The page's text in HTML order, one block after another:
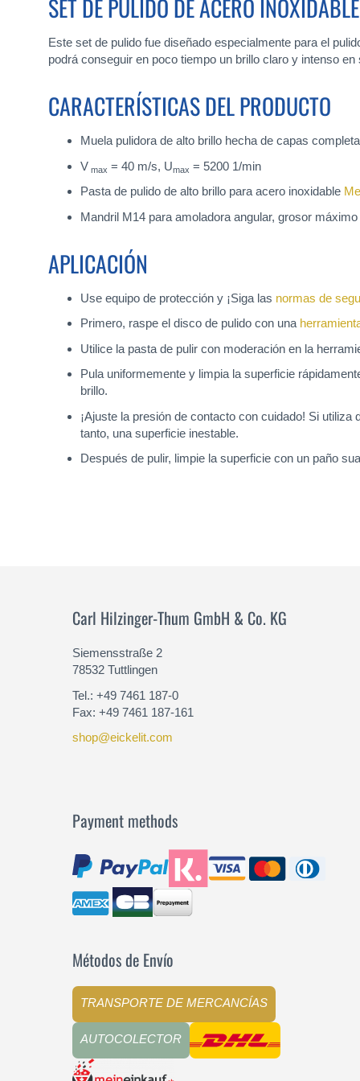
SET DE PULIDO DE ACERO
Este set de pulido fue diseñado especialmente para el
podrá conseguir en poco tiempo un brillo claro y intenso
CARACTERÍSTICAS DEL PRODUCTO
Muela pulidora de alto brillo hecha de capas
V max = 40 m/s, Umax = 5200 1/min
Pasta de pulido de alto brillo para acero inoxidable
Mandril M14 para amoladora angular, grosor
APLICACIÓN
Use equipo de protección y ¡Siga las normas de
Primero, raspe el disco de pulido con una
Utilice la pasta de pulir con moderación en la
Pula uniformemente y limpia la superficie
brillo.
¡Ajuste la presión de contacto con cuidado! Si
tanto, una superficie inestable.
Después de pulir, limpie la superficie con un paño
Carl Hilzinger-Thum GmbH & Co. KG
Siemensstraße 2
78532 Tuttlingen
Tel.: +49 7461 187-0
Fax: +49 7461 187-161
shop@eickelit.com
Payment methods
Métodos de Envío
TRANSPORTE DE MERCANCÍAS
AUTOCOLECTOR